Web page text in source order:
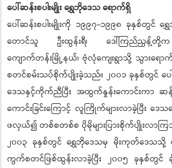
ပေါ်ဆန်းစပါးမျိုး ရွှေဘိုဒေသ ရောက်ရှိ
ပေါ်ဆန်းစပါးမျိုးကို ၁၉၉၇-၁၉၉၈ ခုနှစ်တွင်
တောင်သူ ဦးထွန်းရီ၊ ဒေါ်ကြည်ညွန့်တို့က
ကျောက်တန်းမြို့နယ်၊ ဗုံလုံကျေးရွာသို့ သွားရော
စတင်စမ်းသပ်စိုက်ပျိုးခဲ့သည်။ ၂၀၀၁ ခုနှစ်တွင် ပေါ်
ဒေသနှင့်ကိုက်ညီပြီး အထွက်နှုန်းကောင်းကာ ဆ
ကောင်းခြင်းကြောင့် လူကြိုက်များလာခဲ့ပြီး ဒေသတ
ဖလှယ်၍ တစ်စတစ်စ ပိုမိုများပြားစိုက်ပျိုးလာက
၂၀၀၃ ခုနှစ်တွင် ရွှေဘိုဒေသမှ မိုးကုတ်ဒေသသို့ တင်ပို့
ကွက်စတင်ဖြစ်ထွန်းလာခဲ့ပြီး ၂၀၀၅ ခုနှစ်တွင် ချီ